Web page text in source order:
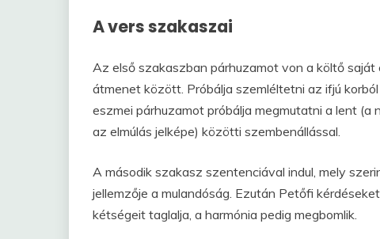
A vers szakaszai
Az első szakaszban párhuzamot von a költő
átmenet között. Próbálja szemléltetni az ifjú
eszmei párhuzamot próbálja megmutatni a lent
az elmúlás jelképe) közötti szembenállással.
A második szakasz szentenciával indul, mely
jellemzője a mulandóság. Ezután Petőfi
kétségeit taglalja, a harmónia pedig megbomlik.